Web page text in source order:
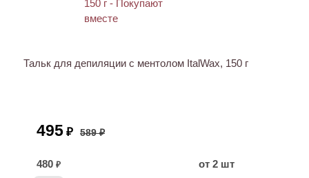
Тальк для депиляции с ментолом ItalWax, 150 г
495 ₽ 589 ₽
480 ₽
от 2 шт